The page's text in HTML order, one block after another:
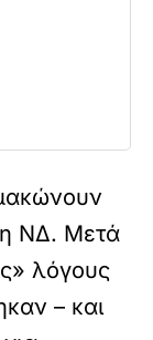
ΝΔ. Μετά
λόγους
– και